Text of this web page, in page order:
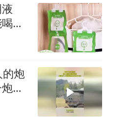
的炮
酒